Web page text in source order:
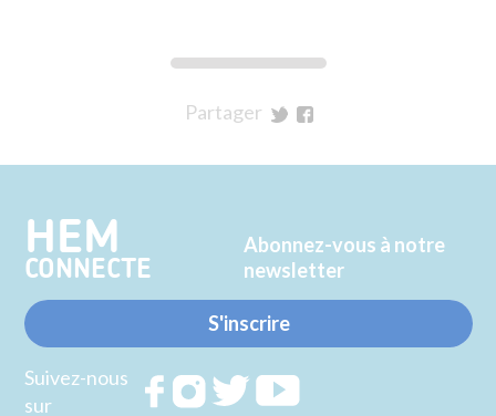
Partager
Twitter
Facebook
HEM
CONNECTE
Abonnez-vous à notre
newsletter
S'inscrire
Suivez-nous
sur
RejoignezRejoignezRejoignez